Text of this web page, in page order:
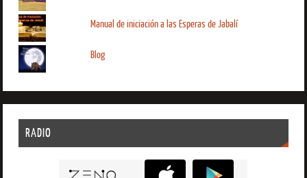
Manual de iniciación a las Esperas de Jabalí
Blog
RADIO